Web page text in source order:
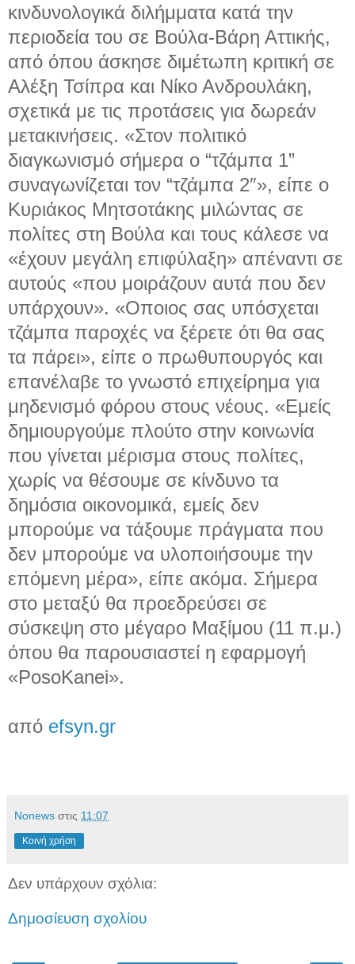
κινδυνολογικά διλήμματα κατά την
περιοδεία του σε Βούλα-Βάρη Αττικής,
από όπου άσκησε διμέτωπη κριτική σε
Αλέξη Τσίπρα και Νίκο Ανδρουλάκη,
σχετικά με τις προτάσεις για δωρεάν
μετακινήσεις. «Στον πολιτικό
διαγκωνισμό σήμερα ο “τζάμπα 1”
συναγωνίζεται τον “τζάμπα 2″», είπε ο
Κυριάκος Μητσοτάκης μιλώντας σε
πολίτες στη Βούλα και τους κάλεσε να
«έχουν μεγάλη επιφύλαξη» απέναντι σε
αυτούς «που μοιράζουν αυτά που δεν
υπάρχουν». «Οποιος σας υπόσχεται
τζάμπα παροχές να ξέρετε ότι θα σας
τα πάρει», είπε ο πρωθυπουργός και
επανέλαβε το γνωστό επιχείρημα για
μηδενισμό φόρου στους νέους. «Εμείς
δημιουργούμε πλούτο στην κοινωνία
που γίνεται μέρισμα στους πολίτες,
χωρίς να θέσουμε σε κίνδυνο τα
δημόσια οικονομικά, εμείς δεν
μπορούμε να τάξουμε πράγματα που
δεν μπορούμε να υλοποιήσουμε την
επόμενη μέρα», είπε ακόμα. Σήμερα
στο μεταξύ θα προεδρεύσει σε
σύσκεψη στο μέγαρο Μαξίμου (11 π.μ.)
όπου θα παρουσιαστεί η εφαρμογή
«PosoKanei».
από efsyn.gr
Νonews στις 11:07
Κοινή χρήση
Δεν υπάρχουν σχόλια:
Δημοσίευση σχολίου